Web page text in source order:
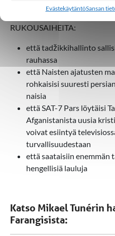
EvästekäytäntöSansan
darinkielisille katsojille
RUKOUSAIHEITA:
että tadžikkihallinto
rauhassa
että Naisten ajatusten
rohkaisisi suuresti
naisia
että SAT-7 Pars löytäisi
Afganistanista uusia
voivat esiintyä
turvallisuudestaan
että saataisiin
hengellisiä lauluja
Katso Mikael Tunérin
Farangisista: